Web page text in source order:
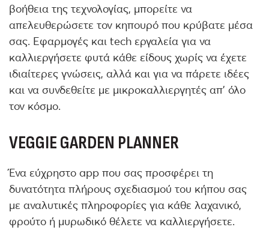
βοήθεια της τεχνολογίας, μπορείτε να
απελευθερώσετε τον κηπουρό που κρύβατε μέσα
σας. Εφαρμογές και tech εργαλεία για να
καλλιεργήσετε φυτά κάθε είδους χωρίς να έχετε
ιδιαίτερες γνώσεις, αλλά και για να πάρετε ιδέες
και να συνδεθείτε με μικροκαλλιεργητές απ’ όλο
τον κόσμο.
VEGGIE GARDEN PLANNER
Ένα εύχρηστο app που σας προσφέρει τη
δυνατότητα πλήρους σχεδιασμού του κήπου σας
με αναλυτικές πληροφορίες για κάθε λαχανικό,
φρούτο ή μυρωδικό θέλετε να καλλιεργήσετε.